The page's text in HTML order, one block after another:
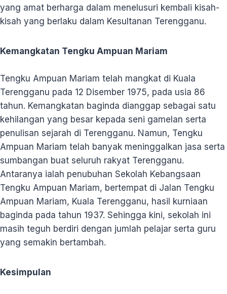
yang amat berharga dalam menelusuri kembali kisah-
kisah yang berlaku dalam Kesultanan Terengganu.
Kemangkatan Tengku Ampuan Mariam
Tengku Ampuan Mariam telah mangkat di Kuala
Terengganu pada 12 Disember 1975, pada usia 86
tahun. Kemangkatan baginda dianggap sebagai satu
kehilangan yang besar kepada seni gamelan serta
penulisan sejarah di Terengganu. Namun, Tengku
Ampuan Mariam telah banyak meninggalkan jasa serta
sumbangan buat seluruh rakyat Terengganu.
Antaranya ialah penubuhan Sekolah Kebangsaan
Tengku Ampuan Mariam, bertempat di Jalan Tengku
Ampuan Mariam, Kuala Terengganu, hasil kurniaan
baginda pada tahun 1937. Sehingga kini, sekolah ini
masih teguh berdiri dengan jumlah pelajar serta guru
yang semakin bertambah.
Kesimpulan